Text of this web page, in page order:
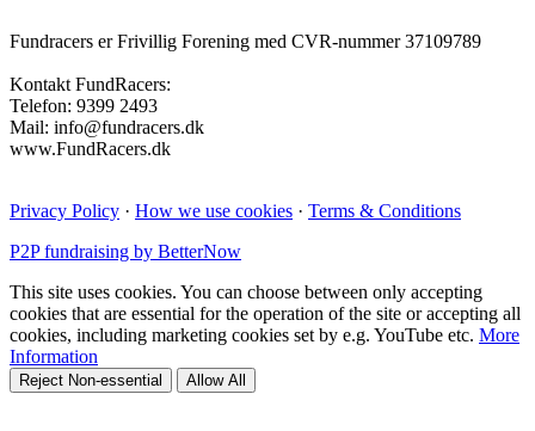
Fundracers er Frivillig Forening med CVR-nummer 37109789
Kontakt FundRacers:
Telefon: 9399 2493
Mail: info@fundracers.dk
www.FundRacers.dk
Privacy Policy · How we use cookies · Terms & Conditions
P2P fundraising by BetterNow
This site uses cookies. You can choose between only accepting
cookies that are essential for the operation of the site or accepting all
cookies, including marketing cookies set by e.g. YouTube etc. More
Information
Reject Non-essential Allow All